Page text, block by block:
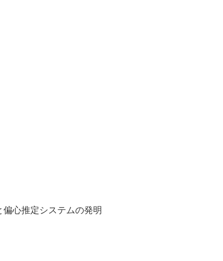
心推定システムの発明